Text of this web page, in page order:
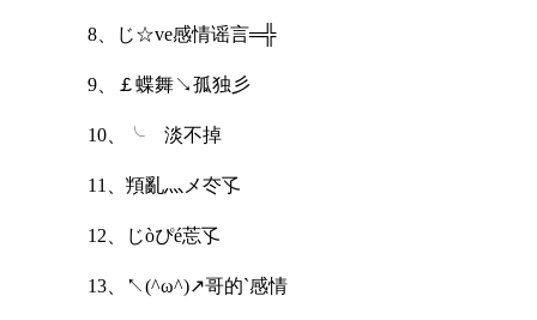
8、じ☆ve感情谣言═╬
9、￡蝶舞↘孤独彡
10、╰ゝ淡不掉
11、頖亂灬メ冭孓
12、じòぴé莣孓
13、↖(^ω^)↗哥的`感情